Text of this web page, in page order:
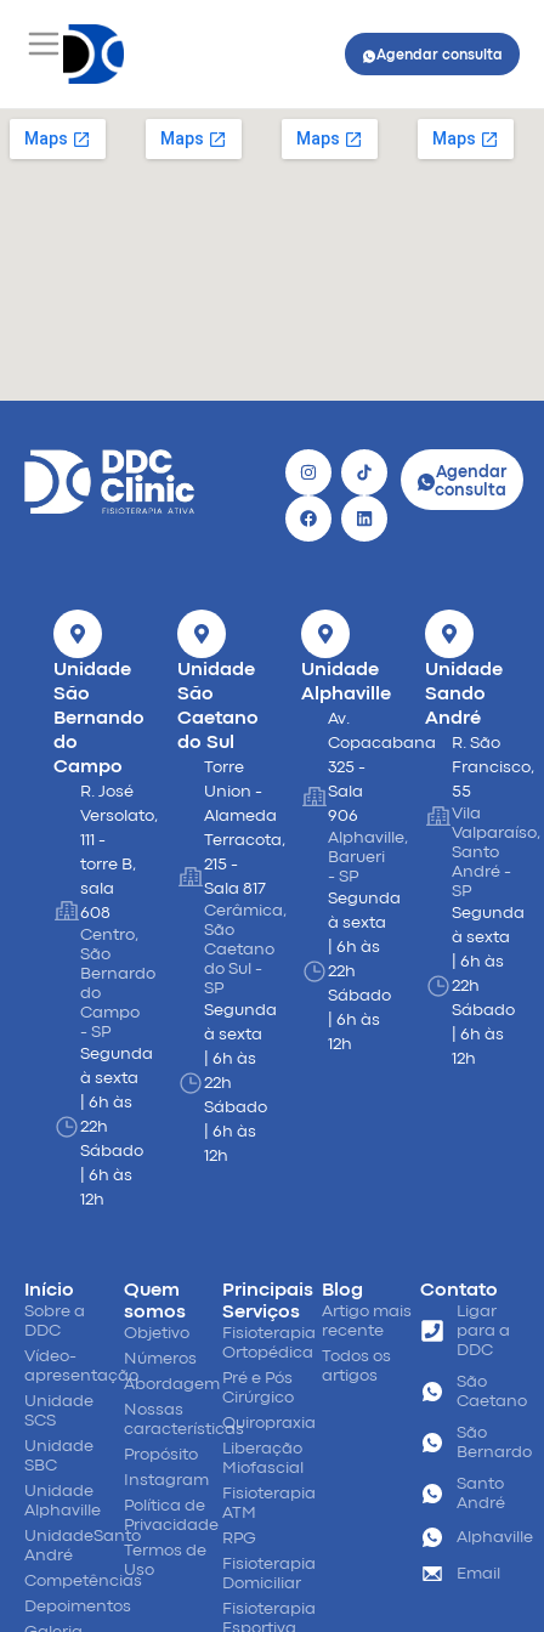
Agendar consulta
Agendar
consulta
Unidade
São
Bernando
do
Campo
R. José
Versolato,
111 -
torre B,
sala
608
Centro,
São
Bernardo
do
Campo
- SP
Segunda
à sexta
| 6h às
22h
Sábado
| 6h às
12h
Unidade
São
Caetano
do Sul
Torre
Union -
Alameda
Terracota,
215 -
Sala 817
Cerâmica,
São
Caetano
do Sul -
SP
Segunda
à sexta
| 6h às
22h
Sábado
| 6h às
12h
Unidade
Alphaville
Av.
Copacabana
325 -
Sala
906
Alphaville,
Barueri
- SP
Segunda
à sexta
| 6h às
22h
Sábado
| 6h às
12h
Unidade
Sando
André
R. São
Francisco,
55
Vila
Valparaíso,
Santo
André -
SP
Segunda
à sexta
| 6h às
22h
Sábado
| 6h às
12h
Início
Sobre a
DDC
Vídeo-
apresentação
Unidade
SCS
Unidade
SBC
Unidade
Alphaville
UnidadeSanto
André
Competências
Depoimentos
Quem
somos
Objetivo
Números
Abordagem
Nossas
características
Propósito
Instagram
Política de
Privacidade
Termos de
Uso
Principais
Serviços
Fisioterapia
Ortopédica
Pré e Pós
Cirúrgico
Quiropraxia
Liberação
Miofascial
Fisioterapia
ATM
RPG
Fisioterapia
Domiciliar
Fisioterapia
Esportiva
Blog
Artigo mais
recente
Todos os
artigos
Contato
Ligar
para a
DDC
São
Caetano
São
Bernardo
Santo
André
Alphaville
Email